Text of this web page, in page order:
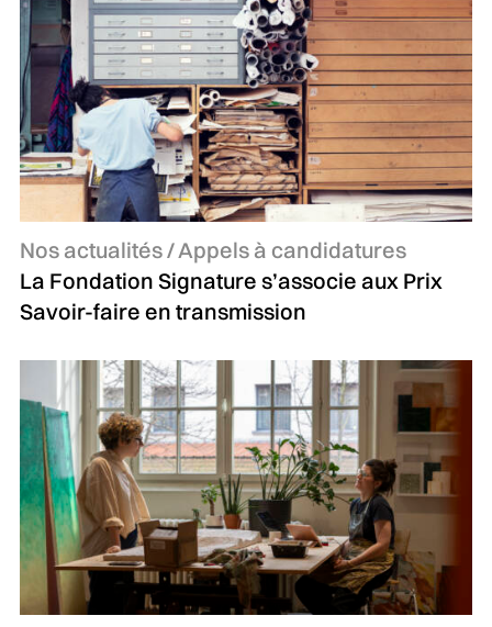
Catégories :
Nos actualités / Appels à candidatures
La Fondation Signature s’associe aux Prix
Savoir-faire en transmission